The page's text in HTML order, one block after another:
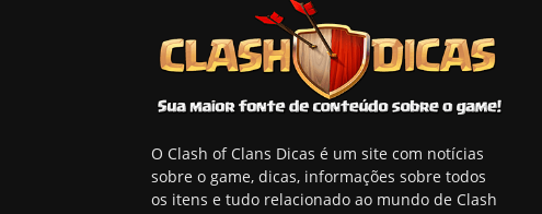
O Clash of Clans Dicas é um site com notícias
sobre o game, dicas, informações sobre todos
os itens e tudo relacionado ao mundo de Clash